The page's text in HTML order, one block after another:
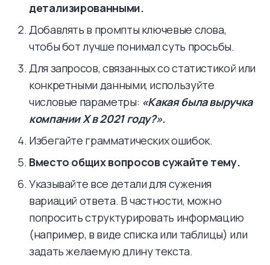
детализированными.
Добавлять в промпты ключевые слова,
чтобы бот лучше понимал суть просьбы.
Для запросов, связанных со статистикой или
конкретными данными, используйте
числовые параметры: «Какая была выручка
компании Х в 2021 году?».
Избегайте грамматических ошибок.
Вместо общих вопросов сужайте тему.
Указывайте все детали для сужения
вариаций ответа. В частности, можно
попросить структурировать информацию
(например, в виде списка или таблицы) или
задать желаемую длину текста.